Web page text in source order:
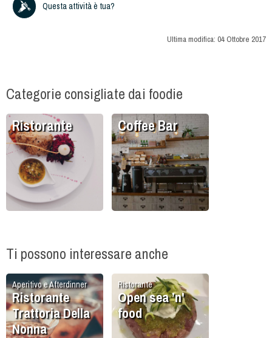
Questa attività è tua?
Ultima modifica: 04 Ottobre 2017
Categorie consigliate dai foodie
Ristorante Coffee Bar
Ti possono interessare anche
Aperitivo e Afterdinner
Ristorante
Trattoria Della
Nonna
Ristorante
Open sea ’n'
food